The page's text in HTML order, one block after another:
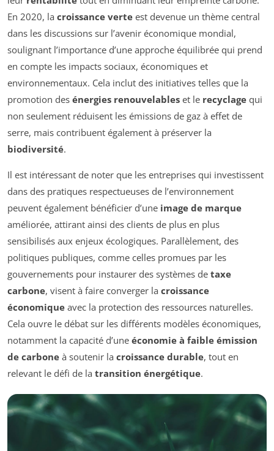
En 2020, la croissance verte est devenue un thème central
dans les discussions sur l’avenir économique mondial,
soulignant l’importance d’une approche équilibrée qui prend
en compte les impacts sociaux, économiques et
environnementaux. Cela inclut des initiatives telles que la
promotion des énergies renouvelables et le recyclage qui
non seulement réduisent les émissions de gaz à effet de
serre, mais contribuent également à préserver la
biodiversité.
Il est intéressant de noter que les entreprises qui investissent
dans des pratiques respectueuses de l’environnement
peuvent également bénéficier d’une image de marque
améliorée, attirant ainsi des clients de plus en plus
sensibilisés aux enjeux écologiques. Parallèlement, des
politiques publiques, comme celles promues par les
gouvernements pour instaurer des systèmes de taxe
carbone, visent à faire converger la croissance
économique avec la protection des ressources naturelles.
Cela ouvre le débat sur les différents modèles économiques,
notamment la capacité d’une économie à faible émission
de carbone à soutenir la croissance durable, tout en
relevant le défi de la transition énergétique.